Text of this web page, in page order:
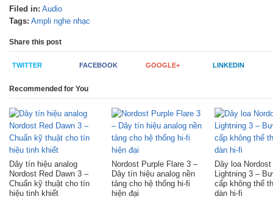
Filed in: Audio
Tags: Ampli nghe nhạc
Share this post
TWITTER FACEBOOK GOOGLE+ LINKEDIN
Recommended for You
Dây tín hiệu analog
Nordost Red Dawn 3 –
Chuẩn kỹ thuật cho tín
hiệu tinh khiết
Nordost Purple Flare 3 –
Dây tín hiệu analog nền
tảng cho hệ thống hi-fi
hiện đại
Dây loa
Lightning 3 –
cấp không thể
dàn hi-fi